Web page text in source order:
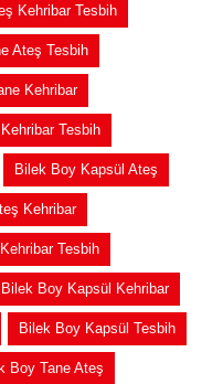
Kehribar Tesbih
Ateş Tesbih
Kehribar
Tesbih
Bilek Boy Kapsül Ateş
Kehribar
Tesbih
Bilek Boy Kapsül Kehribar
Bilek Boy Kapsül Tesbih
Boy Tane Ateş